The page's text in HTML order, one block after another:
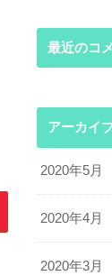
最近のコ
アーカイ
2020年5月
2020年4月
2020年3月